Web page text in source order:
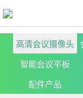
首
方
品
下
高清会议摄像头
智能会议平板
配件产品